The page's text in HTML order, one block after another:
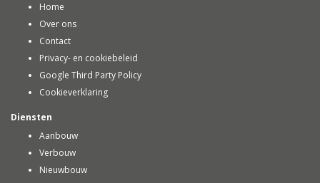
Home
Over ons
Contact
Privacy- en cookiebeleid
Google Third Party Policy
Cookieverklaring
Diensten
Aanbouw
Verbouw
Nieuwbouw